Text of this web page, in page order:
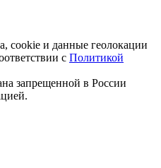
cookie и данные геолокации
с Политикой
запрещенной в России